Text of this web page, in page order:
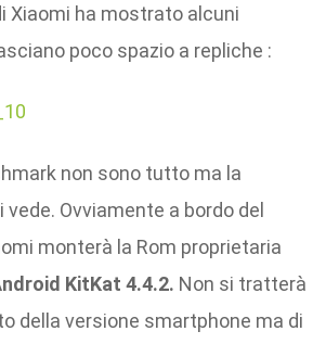
Xiaomi ha mostrato alcuni
poco spazio a repliche :
non sono tutto ma la
vede. Ovviamente a bordo del
monterà la Rom proprietaria
KitKat 4.4.2. Non si tratterà
della versione smartphone ma di